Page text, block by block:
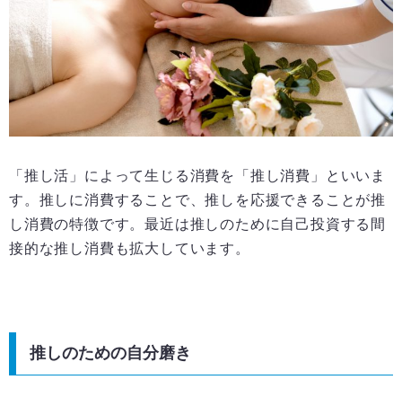
「推し活」によって生じる消費を「推し消費」といいま
す。推しに消費することで、推しを応援できることが推
し消費の特徴です。最近は推しのために自己投資する間
接的な推し消費も拡大しています。
推しのための自分磨き